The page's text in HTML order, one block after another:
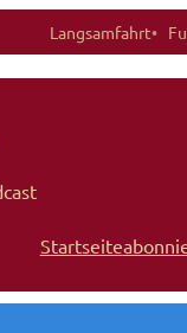
Langsamfahrt
Startseite